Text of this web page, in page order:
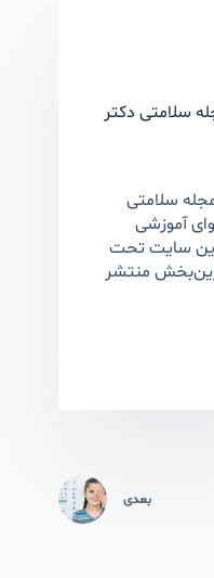
سلامتی دکتر
سلامتی
آموزشی
سایت تحت
منتشر
بعدی